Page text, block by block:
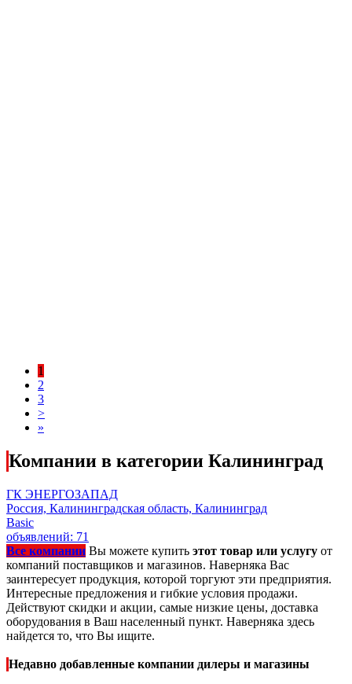
1
2
3
>
»
Компании в категории Калининград
ГК ЭНЕРГОЗАПАД
Россия, Калининградская область, Калининград
Basic
объявлений: 71
Все компании Вы можете купить этот товар или услугу от
компаний поставщиков и магазинов. Наверняка Вас
заинтересует продукция, которой торгуют эти предприятия.
Интересные предложения и гибкие условия продажи.
Действуют скидки и акции, самые низкие цены, доставка
оборудования в Ваш населенный пункт. Наверняка здесь
найдется то, что Вы ищите.
Недавно добавленные компании дилеры и магазины